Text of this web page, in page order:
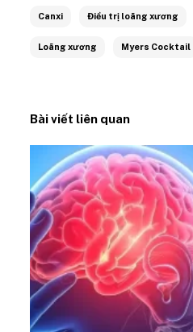
Canxi Điều trị loãng xương
Loãng xương Myers Cocktail
Bài viết liên quan